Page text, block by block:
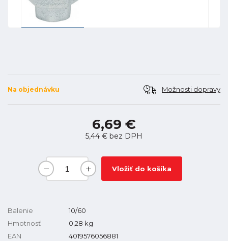
Na objednávku Možnosti dopravy
6,69 €
5,44 € bez DPH
Vložiť do košíka
Balenie
10/60
Hmotnosť
0,28 kg
EAN
4019576056881